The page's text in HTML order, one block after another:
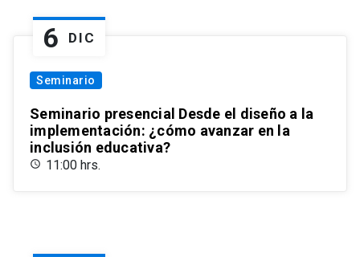
6 DIC
Seminario
Seminario presencial Desde el diseño a la
implementación: ¿cómo avanzar en la
inclusión educativa?
11:00 hrs.